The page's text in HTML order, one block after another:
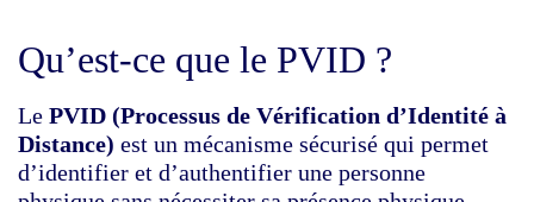
Qu’est-ce que le PVID ?
Le PVID (Processus de Vérification d’Identité à
Distance) est un mécanisme sécurisé qui permet
d’identifier et d’authentifier une personne